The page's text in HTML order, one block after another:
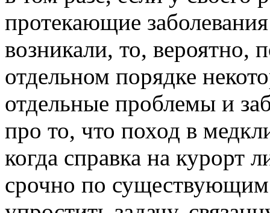
протекающие
возникали, то, вероятно,
отдельном порядке
отдельные проблемы и
про то, что поход в
когда справка на курорт
срочно по существующим